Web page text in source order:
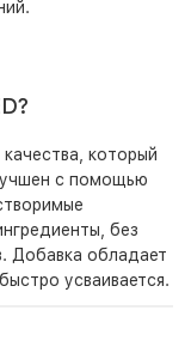
который
с помощью
без
Добавка обладает
усваивается.